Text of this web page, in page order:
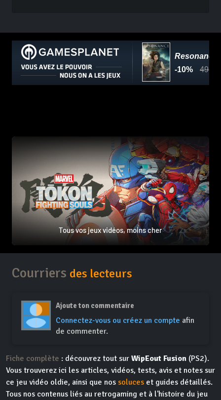
Tous vos jeux vidéos, moins cher
Courriers des lecteurs
Ajoute ton commentaire
Connectez-vous ou créez un compte afin
de commenter.
Fiche complète : découvrez tout sur WipEout Fusion (PS2).
Vous trouverez ici les articles, vidéos, tests, avis et notes sur
ce jeu vidéo oldie, ainsi que nos soluces et guides détaillés.
Tous nos contenus liés au retrogaming et à l'histoire du jeu